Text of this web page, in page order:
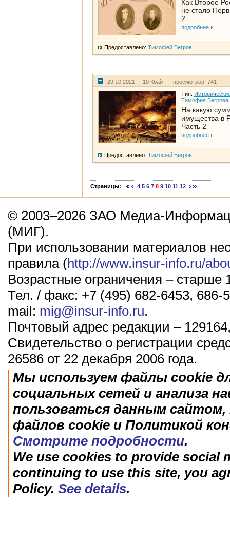
Как Второе
не стало
2
подробнее
Предоставлено: Тимофей Бегров
29.10.2021 | 10 Кбайт | просмотров: 741
Тип:
Тимофея Бегрова
На какую
имущества в
Часть 2
подробнее
Предоставлено: Тимофей Бегров
Страницы: 4 5 6 7 8 9 10 11 12
© 2003–2026 ЗАО Медиа-
(МИГ).
При использовании материалов
правила (http://www.insur-info.ru/
Возрастные ограничения – старше
Тел. / факс: +7 (495) 682-6453, 686-
mail: mig@insur-info.ru.
Почтовый адрес редакции –
Свидетельство о регистрации
26586 от 22 декабря 2006 года.
Мы используем файлы cookie
социальных сетей и анализа
пользоваться данным
файлов cookie и Политикой
Смотрите подробности.
We use cookies to provide social
continuing to use this site, you
Policy. See details.